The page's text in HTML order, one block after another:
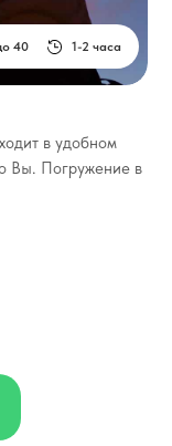
в удобном
Вы. Погружение в
1-2 часа
40